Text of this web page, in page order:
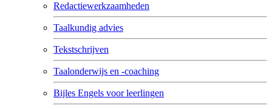
Redactiewerkzaamheden
Taalkundig advies
Tekstschrijven
Taalonderwijs en -coaching
Bijles Engels voor leerlingen